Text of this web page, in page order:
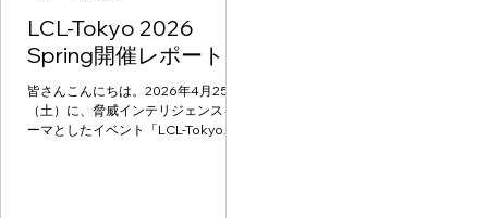
LCL-Tokyo 2026
Spring開催レポート
皆さんこんにちは。2026年4月25日
（土）に、脅威インテリジェンスをテ
ーマとしたイベント「LCL-Tokyo